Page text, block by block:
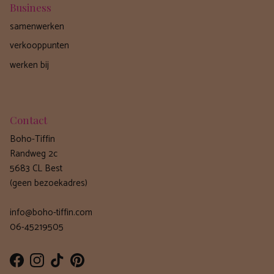
Business
samenwerken
verkooppunten
werken bij
Contact
Boho-Tiffin
Randweg 2c
5683 CL Best
(geen bezoekadres)
info@boho-tiffin.com
06-45219505
FacebookInstagram
TikTokPinterest